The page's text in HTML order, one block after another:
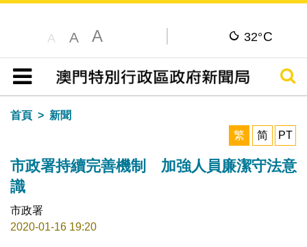
A A A 32°C
目錄
搜尋
首頁
新聞
繁
简 PT
市政署持續完善機制 加強人員廉潔守法意
識
市政署
2020-01-16 19:20